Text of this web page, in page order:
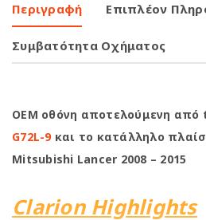
Περιγραφή Επιπλέον
Συμβατότητα Οχήματος
OEM οθόνη αποτελούμενη από
G72L-9και το κατάλληλο
Mitsubishi Lancer 2008 – 2015
Clarion Highlights